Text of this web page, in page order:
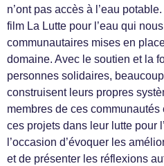
n’ont pas accès à l’eau
film La Lutte pour l’eau qui
communautaires mises en
domaine. Avec le soutien et la
personnes solidaires,
construisent leurs propres
membres de ces communautés
ces projets dans leur lutte pour
l’occasion d’évoquer les
et de présenter les réflexions